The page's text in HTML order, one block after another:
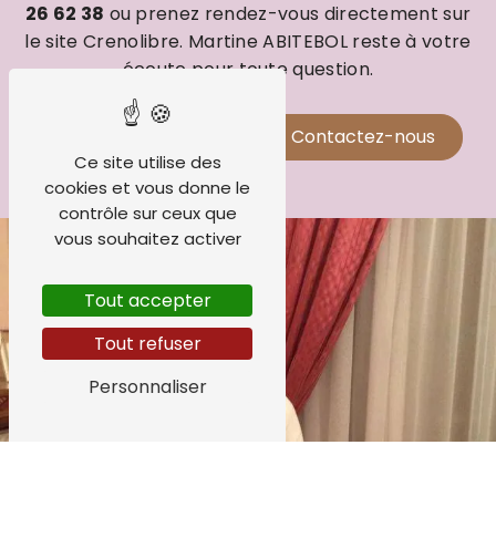
26 62 38 ou prenez rendez-vous directement sur
le site Crenolibre. Martine ABITEBOL reste à votre
écoute pour toute question.
Contactez-nous
Ce site utilise des
cookies et vous donne le
contrôle sur ceux que
vous souhaitez activer
Tout accepter
Tout refuser
Personnaliser